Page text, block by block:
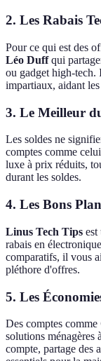
2. Les Rabais
Pour ce qui est des
Léo Duffqui
ou gadget high-tech.
impartiaux, aidant
3. Le Meilleur
Les soldes ne
comptes comme
luxe à prix réduits,
durant les soldes.
4. Les Bons
Linus Tech Tips est
rabais en
comparatifs, il vous
pléthore d'offres.
5. Les
Des comptes comme
solutions
compte, partage des